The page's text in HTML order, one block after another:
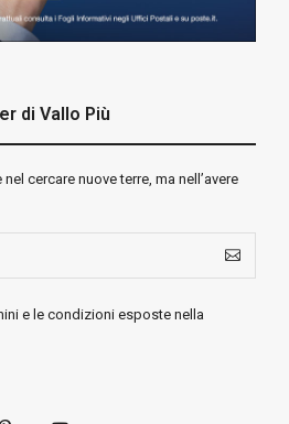
di Vallo Più
cercare nuove terre, ma nell’avere
e le condizioni esposte nella